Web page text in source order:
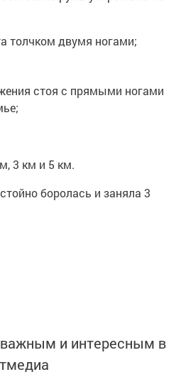
толчком двумя ногами;
стоя с прямыми ногами
3 км и 5 км.
боролась и заняла 3
и интересным в